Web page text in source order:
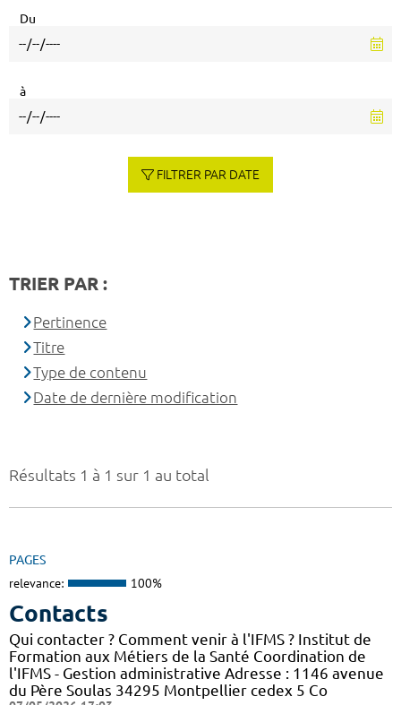
Résultats 1 à 1 sur 1 au total
PAGES
relevance: 100%
Contacts
Qui contacter ? Comment venir à l'IFMS ? Institut de
Formation aux Métiers de la Santé Coordination de
l'IFMS - Gestion administrative Adresse : 1146 avenue
du Père Soulas 34295 Montpellier cedex 5 Co
Du
à
FILTRER PAR DATE
TRIER PAR :
Pertinence
Titre
Type de contenu
Date de dernière modification